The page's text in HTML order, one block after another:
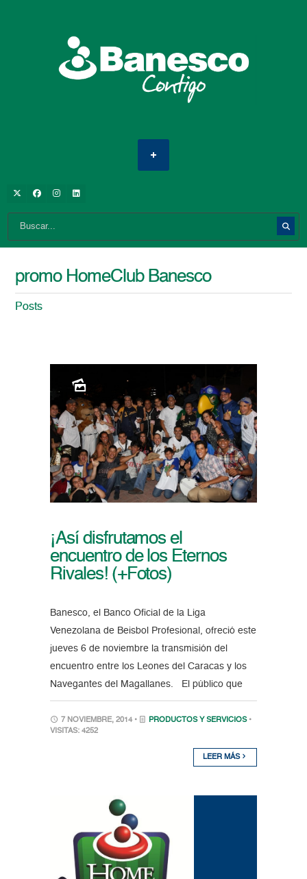
promo HomeClub Banesco
Posts
¡Así disfrutamos el
encuentro de los Eternos
Rivales! (+Fotos)
Banesco, el Banco Oficial de la Liga
Venezolana de Beisbol Profesional, ofreció este
jueves 6 de noviembre la transmisión del
encuentro entre los Leones del Caracas y los
Navegantes del Magallanes. El público que
7 NOVIEMBRE, 2014 • PRODUCTOS Y SERVICIOS •
VISITAS: 4252
LEER MÁS